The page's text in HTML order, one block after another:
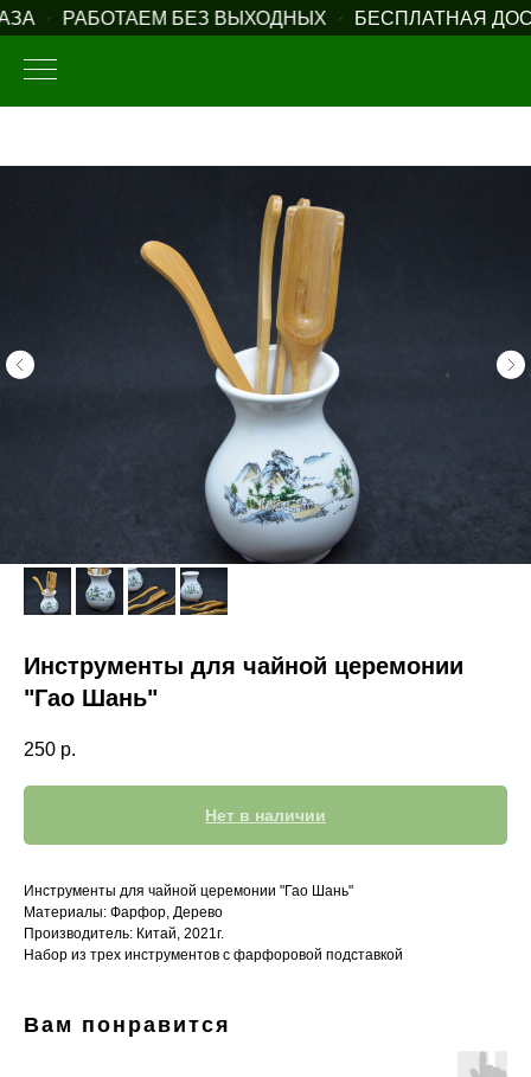
РАБОТАЕМ БЕЗ ВЫХОДНЫХ БЕСПЛАТНАЯ
Инструменты для чайной церемонии
"Гао Шань"
250 р.
Нет в наличии
Инструменты для чайной церемонии "Гао Шань"
Материалы: Фарфор, Дерево
Производитель: Китай, 2021г.
Набор из трех инструментов с фарфоровой подставкой
Вам понравится